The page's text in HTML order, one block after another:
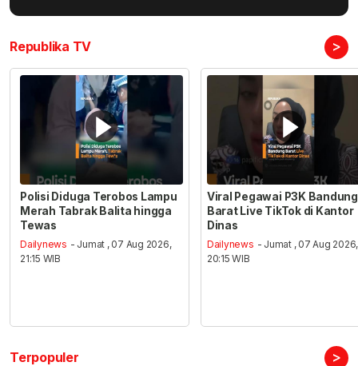
Republika TV >
Polisi Diduga Terobos Lampu
Merah Tabrak Balita hingga
Tewas
Dailynews - Jumat , 07 Aug 2026,
21:15 WIB
Viral Pegawai P3K Bandung
Barat Live TikTok di Kantor
Dinas
Dailynews - Jumat , 07 Aug 2026,
20:15 WIB
Terpopuler >